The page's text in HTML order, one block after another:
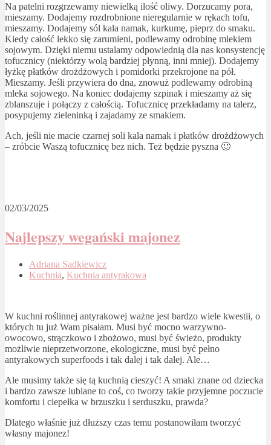
Na patelni rozgrzewamy niewielką ilość oliwy. Dorzucamy pora,
mieszamy. Dodajemy rozdrobnione nieregularnie w rękach tofu,
mieszamy. Dodajemy sól kala namak, kurkumę, pieprz do smaku.
Kiedy całość lekko się zarumieni, podlewamy odrobinę mlekiem
sojowym. Dzięki niemu ustalamy odpowiednią dla nas konsystencję
tofucznicy (niektórzy wolą bardziej płynną, inni mniej). Dodajemy
łyżkę płatków drożdżowych i pomidorki przekrojone na pół.
Mieszamy. Jeśli przywiera do dna, znowuż podlewamy odrobiną
mleka sojowego. Na koniec dodajemy szpinak i mieszamy aż się
zblanszuje i połączy z całością. Tofucznicę przekładamy na talerz,
posypujemy zieleninką i zajadamy ze smakiem.
Ach, jeśli nie macie czarnej soli kala namak i płatków drożdżowych
– zróbcie Waszą tofucznicę bez nich. Też będzie pyszna 🙂
02/03/2025
Najlepszy wegański majonez
Adriana Sadkiewicz
Kuchnia, Kuchnia antyrakowa
W kuchni roślinnej antyrakowej ważne jest bardzo wiele kwestii, o
których tu już Wam pisałam. Musi być mocno warzywno-
owocowo, strączkowo i zbożowo, musi być świeżo, produkty
możliwie nieprzetworzone, ekologiczne, musi być pełno
antyrakowych superfoods i tak dalej i tak dalej. Ale…
Ale musimy także się tą kuchnią cieszyć! A smaki znane od dziecka
i bardzo zawsze lubiane to coś, co tworzy takie przyjemne poczucie
komfortu i ciepełka w brzuszku i serduszku, prawda?
Dlatego właśnie już dłuższy czas temu postanowiłam tworzyć
własny majonez!